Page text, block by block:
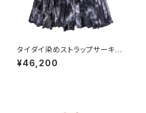
タイダイ染めストラップサーキュ
ラースカート
¥46,200